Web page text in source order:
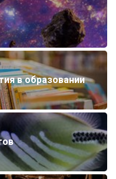
в образовании